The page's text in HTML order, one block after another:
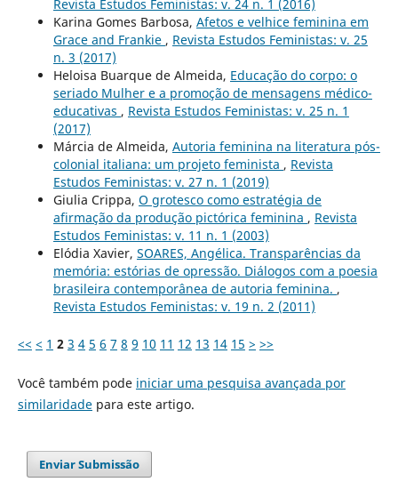
Revista Estudos Feministas: v. 24 n. 1 (2016)
Karina Gomes Barbosa, Afetos e velhice feminina em
Grace and Frankie , Revista Estudos Feministas: v. 25
n. 3 (2017)
Heloisa Buarque de Almeida, Educação do corpo: o
seriado Mulher e a promoção de mensagens médico-
educativas , Revista Estudos Feministas: v. 25 n. 1
(2017)
Márcia de Almeida, Autoria feminina na literatura pós-
colonial italiana: um projeto feminista , Revista
Estudos Feministas: v. 27 n. 1 (2019)
Giulia Crippa, O grotesco como estratégia de
afirmação da produção pictórica feminina , Revista
Estudos Feministas: v. 11 n. 1 (2003)
Elódia Xavier, SOARES, Angélica. Transparências da
memória: estórias de opressão. Diálogos com a poesia
brasileira contemporânea de autoria feminina. ,
Revista Estudos Feministas: v. 19 n. 2 (2011)
<< < 1 2 3 4 5 6 7 8 9 10 11 12 13 14 15 > >>
Você também pode iniciar uma pesquisa avançada por
similaridadepara este artigo.
Enviar Submissão